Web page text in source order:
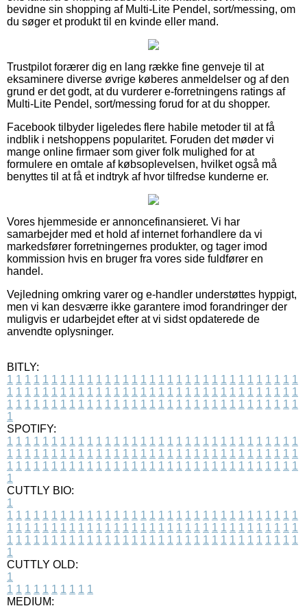
bevidne sin shopping af Multi-Lite Pendel, sort/messing, om
du søger et produkt til en kvinde eller mand.
Trustpilot forærer dig en lang række fine genveje til at
eksaminere diverse øvrige køberes anmeldelser og af den
grund er det godt, at du vurderer e-forretningens ratings af
Multi-Lite Pendel, sort/messing forud for at du shopper.
Facebook tilbyder ligeledes flere habile metoder til at få
indblik i netshoppens popularitet. Foruden det møder vi
mange online firmaer som giver folk mulighed for at
formulere en omtale af købsoplevelsen, hvilket også må
benyttes til at få et indtryk af hvor tilfredse kunderne er.
Vores hjemmeside er annoncefinansieret. Vi har
samarbejder med et hold af internet forhandlere da vi
markedsfører forretningernes produkter, og tager imod
kommission hvis en bruger fra vores side fuldfører en
handel.
Vejledning omkring varer og e-handler understøttes hyppigt,
men vi kan desværre ikke garantere imod forandringer der
muligvis er udarbejdet efter at vi sidst opdaterede de
anvendte oplysninger.
BITLY:
1 1 1 1 1 1 1 1 1 1 1 1 1 1 1 1 1 1 1 1 1 1 1 1 1 1 1 1 1 1 1 1 1
1 1 1 1 1 1 1 1 1 1 1 1 1 1 1 1 1 1 1 1 1 1 1 1 1 1 1 1 1 1 1 1 1
1 1 1 1 1 1 1 1 1 1 1 1 1 1 1 1 1 1 1 1 1 1 1 1 1 1 1 1 1 1 1 1 1
1
SPOTIFY:
1 1 1 1 1 1 1 1 1 1 1 1 1 1 1 1 1 1 1 1 1 1 1 1 1 1 1 1 1 1 1 1 1
1 1 1 1 1 1 1 1 1 1 1 1 1 1 1 1 1 1 1 1 1 1 1 1 1 1 1 1 1 1 1 1 1
1 1 1 1 1 1 1 1 1 1 1 1 1 1 1 1 1 1 1 1 1 1 1 1 1 1 1 1 1 1 1 1 1
1
CUTTLY BIO:
1
1 1 1 1 1 1 1 1 1 1 1 1 1 1 1 1 1 1 1 1 1 1 1 1 1 1 1 1 1 1 1 1 1
1 1 1 1 1 1 1 1 1 1 1 1 1 1 1 1 1 1 1 1 1 1 1 1 1 1 1 1 1 1 1 1 1
1 1 1 1 1 1 1 1 1 1 1 1 1 1 1 1 1 1 1 1 1 1 1 1 1 1 1 1 1 1 1 1 1
1
CUTTLY OLD:
1
1 1 1 1 1 1 1 1 1 1
MEDIUM: